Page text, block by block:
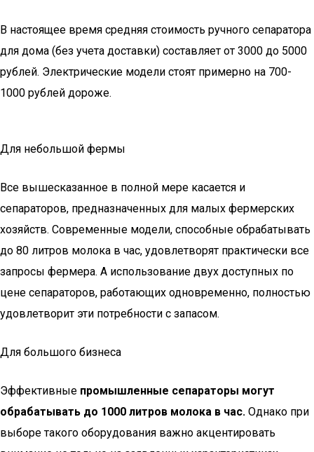
В настоящее время средняя стоимость ручного сепаратора
для дома (без учета доставки) составляет от 3000 до 5000
рублей. Электрические модели стоят примерно на 700-
1000 рублей дороже.
Для небольшой фермы
Все вышесказанное в полной мере касается и
сепараторов, предназначенных для малых фермерских
хозяйств. Современные модели, способные обрабатывать
до 80 литров молока в час, удовлетворят практически все
запросы фермера. А использование двух доступных по
цене сепараторов, работающих одновременно, полностью
удовлетворит эти потребности с запасом.
Для большого бизнеса
Эффективные промышленные сепараторы могут
обрабатывать до 1000 литров молока в час. Однако при
выборе такого оборудования важно акцентировать